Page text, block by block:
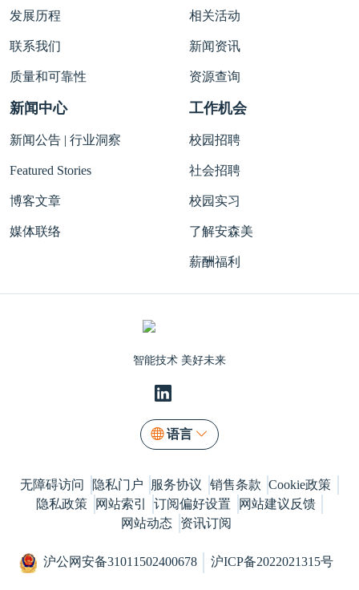
智能技术 美好未来
语言
发展历程
联系我们
质量和可靠性
相关活动
新闻资讯
资源查询
新闻中心
新闻公告 | 行业洞察
Featured Stories
博客文章
媒体联络
工作机会
校园招聘
社会招聘
校园实习
了解安森美
薪酬福利
无障碍访问 隐私门户 服务协议 销售条款
Cookie政策
隐私政策
网站索引 订阅偏好设置
网站建议反馈
网站动态
资讯订阅
沪公网安备31011502400678 沪ICP备2022021315号